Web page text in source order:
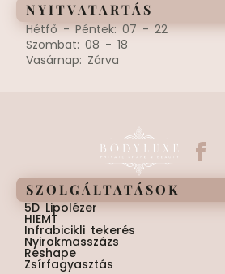
NYITVATARTÁS
Hétfő - Péntek: 07 - 22
Szombat: 08 - 18
Vasárnap: Zárva
SZOLGÁLTATÁSOK
5D Lipolézer
HIEMT
Infrabicikli tekerés
Nyirokmasszázs
Reshape
Zsírfagyasztás